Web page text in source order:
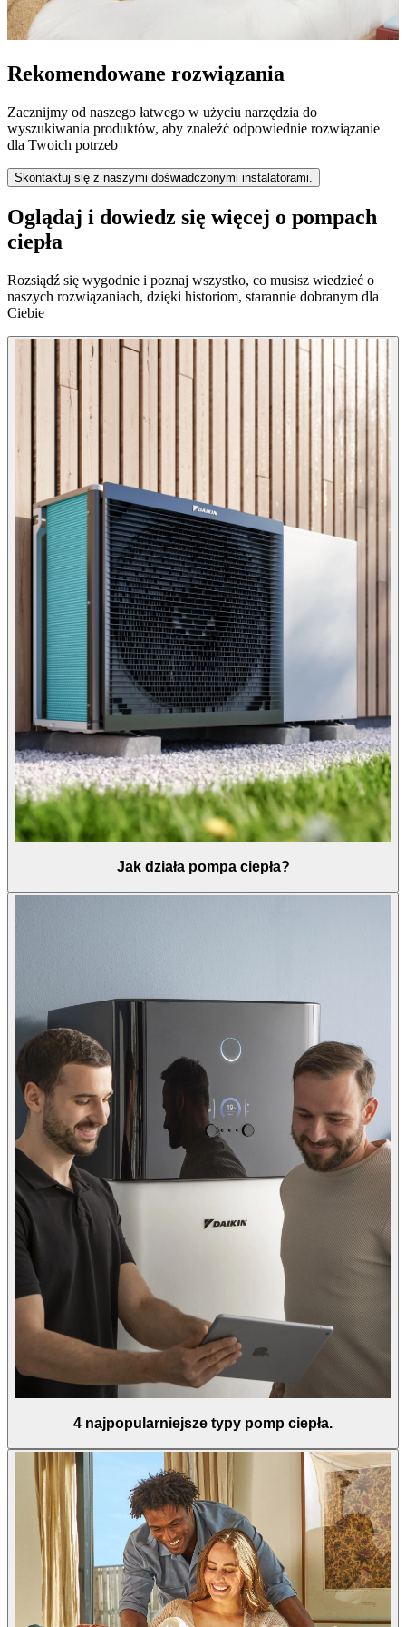
Rekomendowane rozwiązania
Zacznijmy od naszego łatwego w użyciu narzędzia do
wyszukiwania produktów, aby znaleźć odpowiednie rozwiązanie
dla Twoich potrzeb
Skontaktuj się z naszymi doświadczonymi instalatorami.
Oglądaj i dowiedz się więcej o pompach
ciepła
Rozsiądź się wygodnie i poznaj wszystko, co musisz wiedzieć o
naszych rozwiązaniach, dzięki historiom, starannie dobranym dla
Ciebie
Jak działa pompa ciepła?
4 najpopularniejsze typy pomp ciepła.